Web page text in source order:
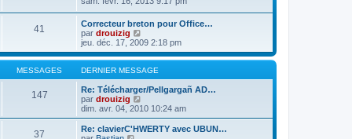
u
l
t
e
r
l
d
e
r
n
i
41
Correcteur breton pour Office…
par drouizig
o
n
s
u
l
t
r
l
e
jeu. déc. 17, 2009 2:18 pm
MESSAGES DERNIER MESSAGE
147
Re: Télécharger/Pellgargañ AD…
par drouizig
o
n
s
dim. avr. 04, 2010 10:24 am
37
Re: clavierC'HWERTY avec UBUN…